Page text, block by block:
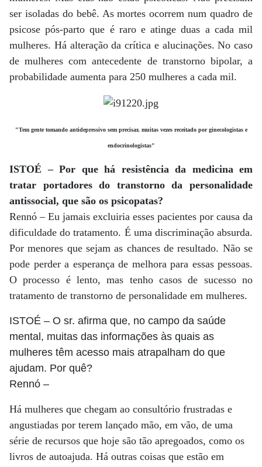
ser isoladas do bebê. As mortes ocorrem num quadro de
psicose pós-parto que é raro e atinge duas a cada mil
mulheres. Há alteração da crítica e alucinações. No caso
de mulheres com antecedente de transtorno bipolar, a
probabilidade aumenta para 250 mulheres a cada mil.
"Tem gente tomando antidepressivo sem precisar, muitas vezes receitado por ginecologistas e
endocrinologistas"
ISTOÉ – Por que há resistência da medicina em
tratar portadores do transtorno da personalidade
antissocial, que são os psicopatas?
Rennó – Eu jamais excluiria esses pacientes por causa da
dificuldade do tratamento. É uma discriminação absurda.
Por menores que sejam as chances de resultado. Não se
pode perder a esperança de melhora para essas pessoas.
O processo é lento, mas tenho casos de sucesso no
tratamento de transtorno de personalidade em mulheres.
ISTOÉ – O sr. afirma que, no campo da saúde
mental, muitas das informações às quais as
mulheres têm acesso mais atrapalham do que
ajudam. Por quê?
Rennó –
Há mulheres que chegam ao consultório frustradas e
angustiadas por terem lançado mão, em vão, de uma
série de recursos que hoje são tão apregoados, como os
livros de autoajuda. Há outras coisas que estão em